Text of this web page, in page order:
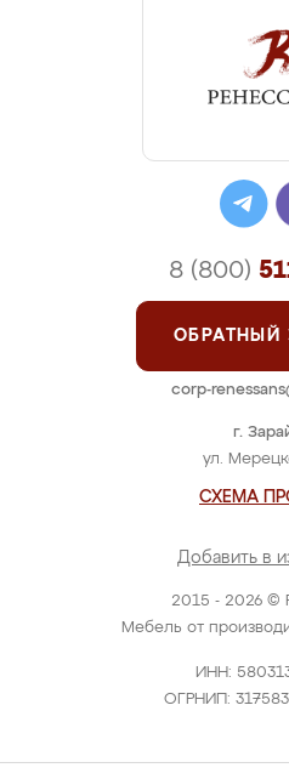
2015 - 2026 ©
Мебель от
ИНН:
ОГРНИП:
г.
ул.
СХЕМА
Добавить в
8 (800)
ОБРАТНЫЙ
corp-